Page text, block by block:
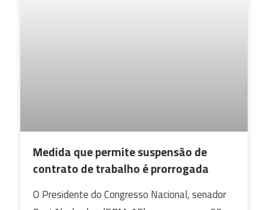
Medida que permite suspensão de
contrato de trabalho é prorrogada
O Presidente do Congresso Nacional, senador